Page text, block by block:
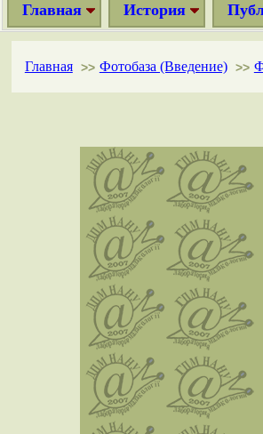
Главная История
Главная >> Фотобаза (Введение) >>